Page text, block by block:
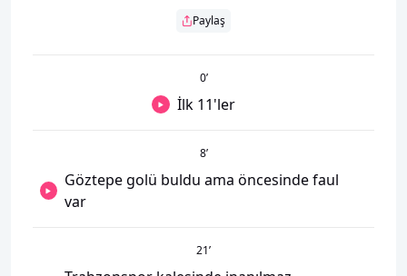
Paylaş
0’
İlk 11'ler
8’
Göztepe golü buldu ama öncesinde faul
var
21’